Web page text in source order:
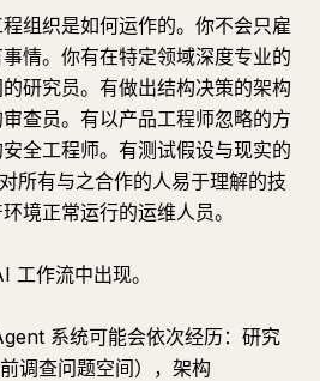
组织是如何运作的。你不会只雇
情。你有在特定领域深度专业的
研究员。有做出结构决策的架构
查员。有以产品工程师忽略的方
全工程师。有测试假设与现实的
所有与之合作的人易于理解的技
境正常运行的运维人员。
工作流中出现。
系统可能会依次经历：研究
调查问题空间），架构